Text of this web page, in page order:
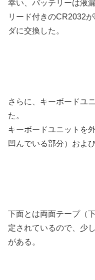
幸い、バッテリーは液
リード付きのCR2032
ダに交換した。
さらに、キーボードユ
た。
キーボードユニットを
凹んでいる部分）およ
下面とは両面テープ（
定されているので、少
がある。